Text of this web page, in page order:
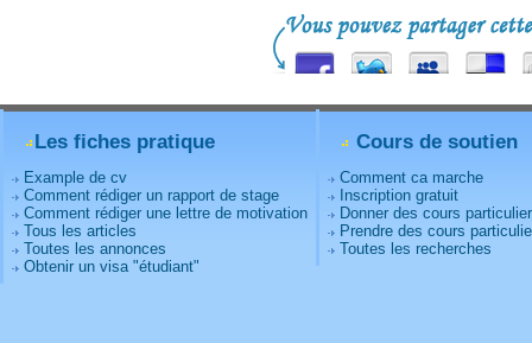
Les fiches pratique
Example de cv
Comment rédiger un rapport de stage
Comment rédiger une lettre de motivation
Tous les articles
Toutes les annonces
Obtenir un visa "étudiant"
Cours de soutien
Comment ca marche
Inscription gratuit
Donner des cours
Prendre des cours
Toutes les recherches